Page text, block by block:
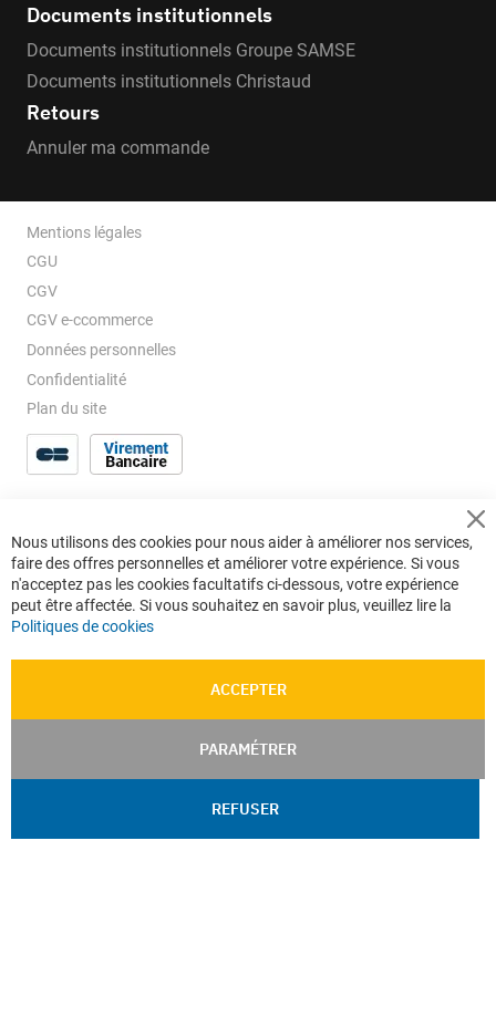
Documents institutionnels
Documents institutionnels Groupe SAMSE
Documents institutionnels Christaud
Retours
Annuler ma commande
Mentions légales
CGU
CGV
CGV e-ccommerce
Données personnelles
Confidentialité
Plan du site
Nous utilisons des cookies pour nous aider à améliorer nos services,
faire des offres personnelles et améliorer votre expérience. Si vous
n'acceptez pas les cookies facultatifs ci-dessous, votre expérience
peut être affectée. Si vous souhaitez en savoir plus, veuillez lire la
Politiques de cookies
ACCEPTER
PARAMÉTRER
REFUSER